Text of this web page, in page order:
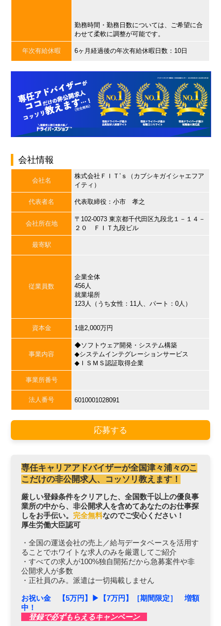
勤務時間・勤務日数については、ご希望に合
わせて柔軟に調整が可能です。
年次有給休暇 6ヶ月経過後の年次有給休暇日数：10日
会社情報
会社名
株式会社ＦＩＴ’ｓ（カブシキガイシャエフア
イティ）
代表者名 代表取締役：小市 孝之
会社所在地
〒102-0073 東京都千代田区九段北１－１４－
２０ ＦＩＴ九段ビル
最寄駅
従業員数
企業全体
456人
就業場所
123人（うち女性：11人、パート：0人）
資本金 1億2,000万円
事業内容
◆ソフトウェア開発・システム構築
◆システムインテグレーションサービス
◆ＩＳＭＳ認証取得企業
事業所番号
法人番号 6010001028091
応募する
専任キャリアアドバイザーが全国津々浦々のこ
こだけの非公開求人、コッソリ教えます！
厳しい登録条件をクリアした、全国数千以上の優良事
業所の中から、非公開求人を含めてあなたのお仕事探
しをお手伝い。 完全無料なのでご安心ください！
厚生労働大臣認可
・全国の運送会社の売上／給与データベースを活用す
ることでホワイトな求人のみを厳選してご紹介
・すべての求人が100%独自開拓だから急募案件や非
公開求人が多数
・正社員のみ。派遣は一切掲載しません
お祝い金 【5万円】▶︎【7万円】［期間限定］ 増額
中！
登録で必ずもらえるキャンペーン